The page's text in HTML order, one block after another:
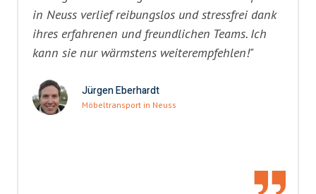
in Neuss verlief reibungslos und stressfrei dank
ihres erfahrenen und freundlichen Teams. Ich
kann sie nur wärmstens weiterempfehlen!"
Jürgen Eberhardt
Möbeltransport in Neuss